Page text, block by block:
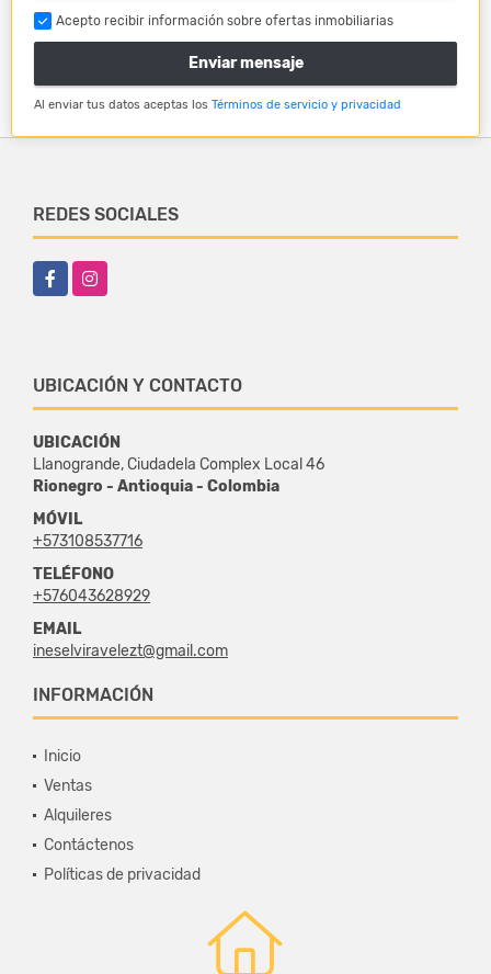
Acepto recibir información sobre ofertas inmobiliarias
Enviar mensaje
Al enviar tus datos aceptas los Términos de servicio y privacidad
REDES SOCIALES
FacebookInstagram
UBICACIÓN Y CONTACTO
UBICACIÓN
Llanogrande, Ciudadela Complex Local 46
Rionegro - Antioquia - Colombia
MÓVIL
+573108537716
TELÉFONO
+576043628929
EMAIL
ineselviravelezt@gmail.com
INFORMACIÓN
Inicio
Ventas
Alquileres
Contáctenos
Políticas de privacidad